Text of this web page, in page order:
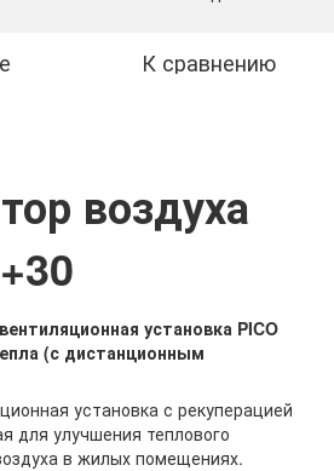
К сравнению
воздуха
установка PICO
(с дистанционным
установка с рекуперацией
для улучшения теплового
в жилых помещениях.